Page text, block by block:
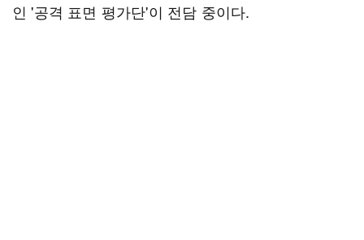
인 '공격 표면 평가단'이 전담 중이다.